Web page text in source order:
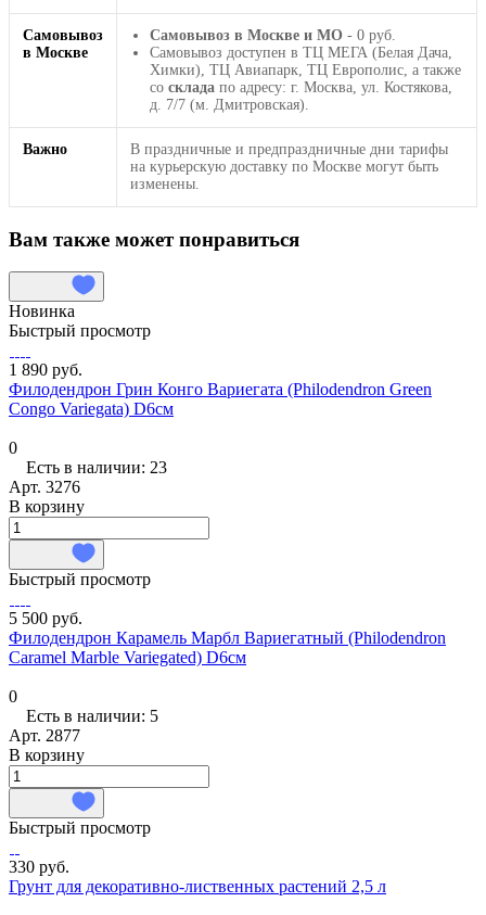
Самовывоз
в Москве
Самовывоз в Москве и МО - 0 руб.
Самовывоз доступен в ТЦ МЕГА (Белая Дача,
Химки), ТЦ Авиапарк, ТЦ Европолис, а также
со склада по адресу: г. Москва, ул. Костякова,
д. 7/7 (м. Дмитровская).
Важно
В праздничные и предпраздничные дни тарифы
на курьерскую доставку по Москве могут быть
изменены.
Вам также может понравиться
Новинка
Быстрый просмотр
1 890 руб.
Филодендрон Грин Конго Вариегата (Philodendron Green
Congo Variegata) D6см
0
Есть в наличии: 23
Арт. 3276
В корзину
Быстрый просмотр
5 500 руб.
Филодендрон Карамель Марбл Вариегатный (Philodendron
Caramel Marble Variegated) D6см
0
Есть в наличии: 5
Арт. 2877
В корзину
Быстрый просмотр
330 руб.
Грунт для декоративно-лиственных растений 2,5 л